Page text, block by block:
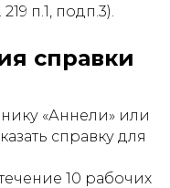
п.1, подп.3).
справки
«Аннели» или
справку для
10 рабочих